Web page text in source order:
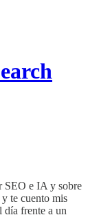
SEO e IA y sobre
te cuento mis
día frente a un